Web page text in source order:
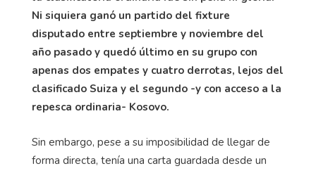
Ni siquiera ganó un partido del fixture
disputado entre septiembre y noviembre del
año pasado y quedó último en su grupo con
apenas dos empates y cuatro derrotas, lejos del
clasificado Suiza y el segundo -y con acceso a la
repesca ordinaria- Kosovo.
Sin embargo, pese a su imposibilidad de llegar de
forma directa, tenía una carta guardada desde un